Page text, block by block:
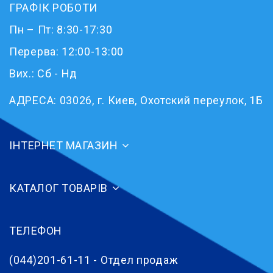
ГРАФІК РОБОТИ
Пн – Пт: 8:30-17:30
Перерва: 12:00-13:00
Вих.: Сб - Нд
АДРЕСА: 03026, г. Киев, Охотский переулок, 1Б
ІНТЕРНЕТ МАГАЗИН
КАТАЛОГ ТОВАРІВ
ТЕЛЕФОН
(044)201-61-11 - Отдел продаж